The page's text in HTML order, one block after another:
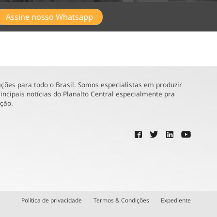
Assine nosso Whatsapp
para todo o Brasil. Somos especialistas em produzir
notícias do Planalto Central especialmente pra
Política de privacidade Termos & Condições Expediente